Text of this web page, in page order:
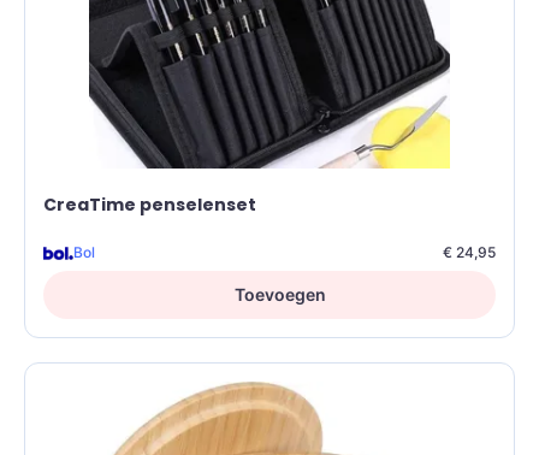
CreaTime penselenset
Bol € 24,95
Toevoegen